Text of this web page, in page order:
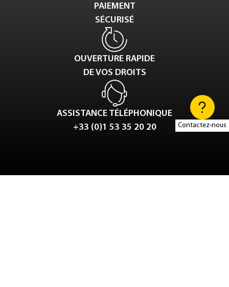
Contactez-nous
PAIEMENT
SÉCURISÉ
OUVERTURE RAPIDE
DE VOS DROITS
ASSISTANCE TÉLÉPHONIQUE
+33 (0)1 53 35 20 20